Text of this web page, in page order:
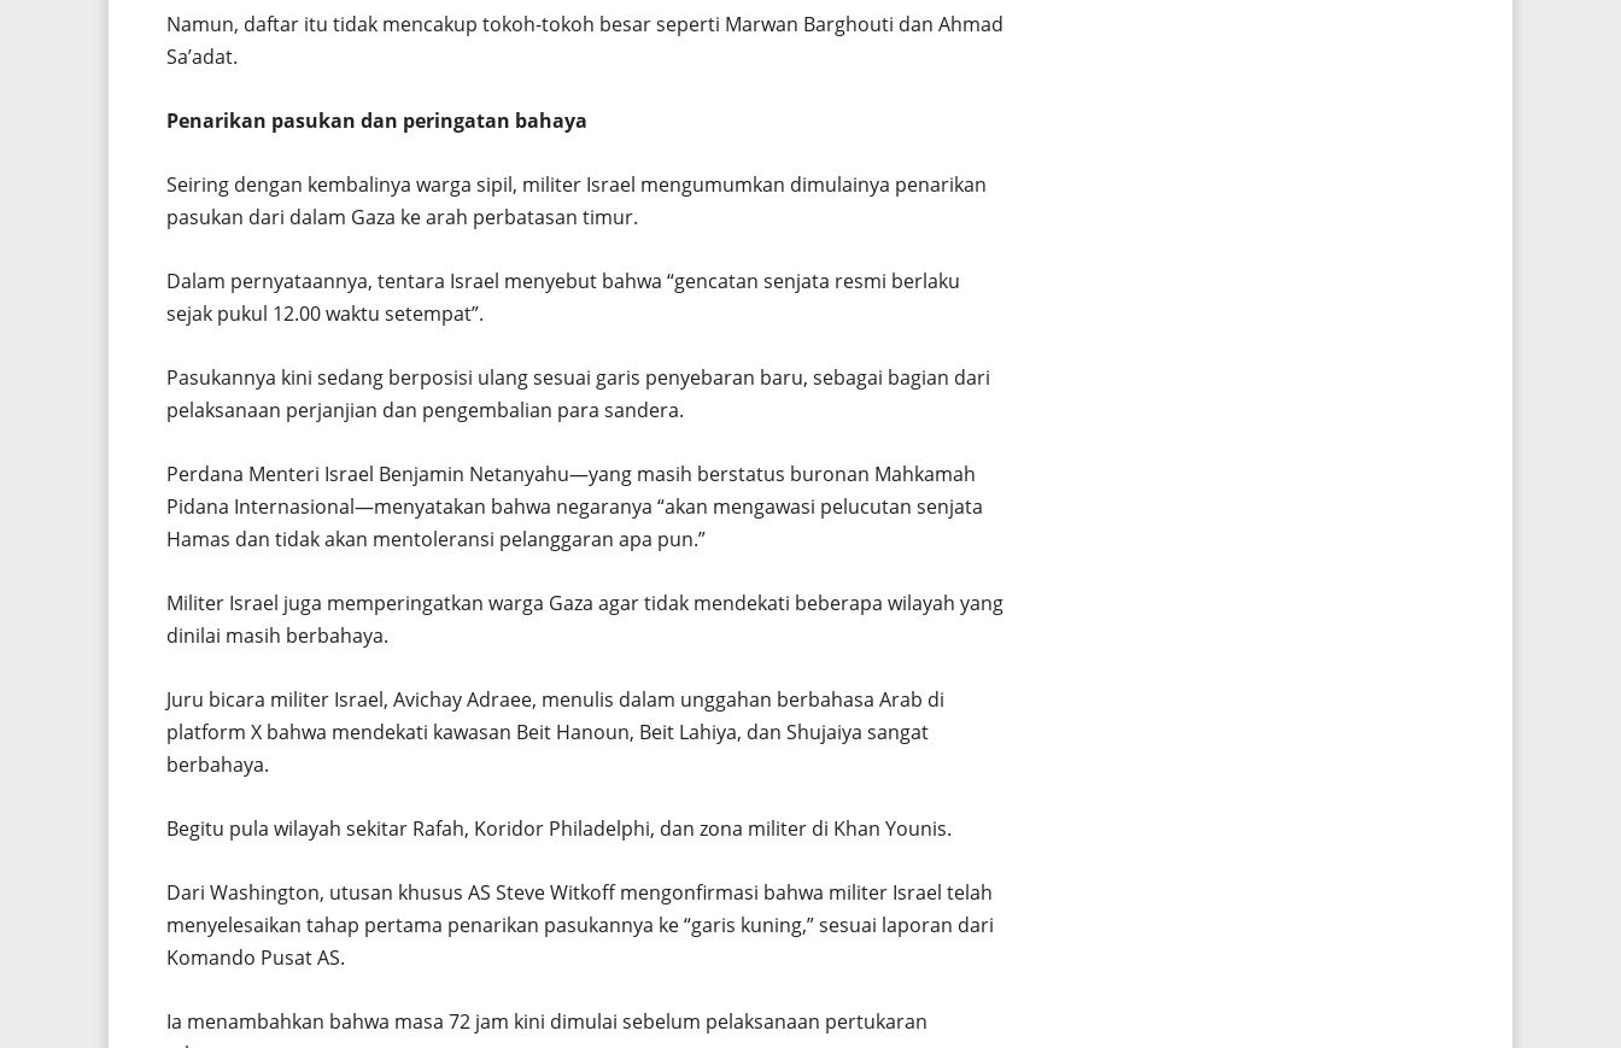
Namun, daftar itu tidak mencakup tokoh-tokoh besar seperti Marwan Barghouti dan Ahmad
Sa’adat.
Penarikan pasukan dan peringatan bahaya
Seiring dengan kembalinya warga sipil, militer Israel mengumumkan dimulainya penarikan
pasukan dari dalam Gaza ke arah perbatasan timur.
Dalam pernyataannya, tentara Israel menyebut bahwa “gencatan senjata resmi berlaku
sejak pukul 12.00 waktu setempat”.
Pasukannya kini sedang berposisi ulang sesuai garis penyebaran baru, sebagai bagian dari
pelaksanaan perjanjian dan pengembalian para sandera.
Perdana Menteri Israel Benjamin Netanyahu—yang masih berstatus buronan Mahkamah
Pidana Internasional—menyatakan bahwa negaranya “akan mengawasi pelucutan senjata
Hamas dan tidak akan mentoleransi pelanggaran apa pun.”
Militer Israel juga memperingatkan warga Gaza agar tidak mendekati beberapa wilayah yang
dinilai masih berbahaya.
Juru bicara militer Israel, Avichay Adraee, menulis dalam unggahan berbahasa Arab di
platform X bahwa mendekati kawasan Beit Hanoun, Beit Lahiya, dan Shujaiya sangat
berbahaya.
Begitu pula wilayah sekitar Rafah, Koridor Philadelphi, dan zona militer di Khan Younis.
Dari Washington, utusan khusus AS Steve Witkoff mengonfirmasi bahwa militer Israel telah
menyelesaikan tahap pertama penarikan pasukannya ke “garis kuning,” sesuai laporan dari
Komando Pusat AS.
Ia menambahkan bahwa masa 72 jam kini dimulai sebelum pelaksanaan pertukaran